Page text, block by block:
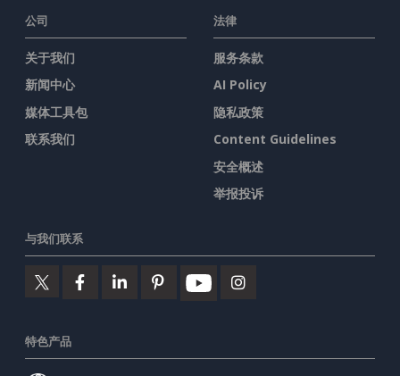
公司
关于我们
新闻中心
媒体工具包
联系我们
法律
服务条款
AI Policy
隐私政策
Content Guidelines
安全概述
举报投诉
与我们联系
特色产品